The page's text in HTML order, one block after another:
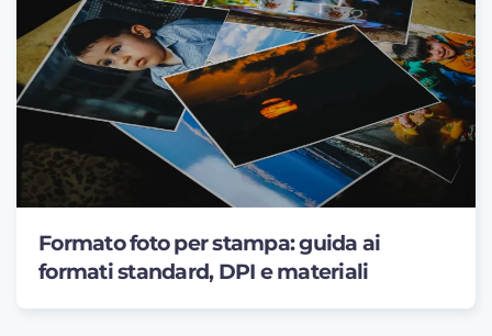
Formato foto per stampa: guida ai
formati standard, DPI e materiali